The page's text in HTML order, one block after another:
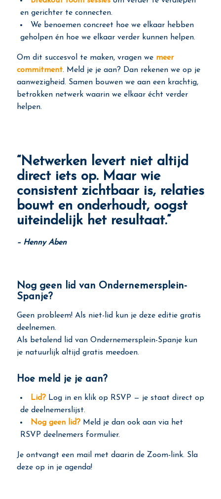
en gerichter te connecten.
We benoemen concreet hoe we elkaar hebben
geholpen én hoe we elkaar verder kunnen helpen.
Om dit succesvol te maken, vragen we meer
commitment. Meld je je aan? Dan rekenen we op je
aanwezigheid. Samen bouwen we aan een krachtig,
betrokken netwerk waarin we elkaar écht verder
helpen.
“Netwerken levert niet altijd
direct iets op. Maar wie
consistent zichtbaar is, relaties
bouwt en onderhoudt, oogst
uiteindelijk het resultaat.”
– Henny Aben
Nog geen lid van Ondernemersplein-
Spanje?
Geen probleem! Als niet-lid kun je deze editie gratis
deelnemen.
Als betalend lid van Ondernemersplein-Spanje kun
je natuurlijk altijd gratis meedoen.
Hoe meld je je aan?
Lid?Log in en klik op RSVP — je staat direct op
de deelnemerslijst.
Nog geen lid?Meld je dan ook aan via het
RSVP deelnemers formulier.
Je ontvangt een mail met daarin de Zoom-link. Sla
deze op in je agenda!